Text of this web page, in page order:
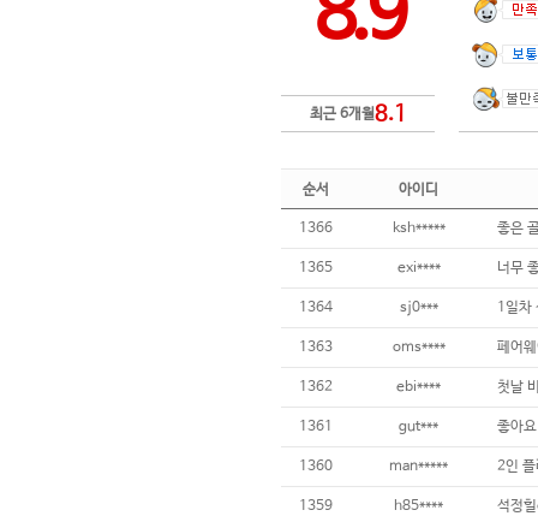
최근 6개월8.1
순서 아이디
1366 ksh***** 좋은
1365 exi****
1364 sj0***
1363 oms****
1362 ebi****
1361 gut***
1360 man***** 2인
1359 h85****